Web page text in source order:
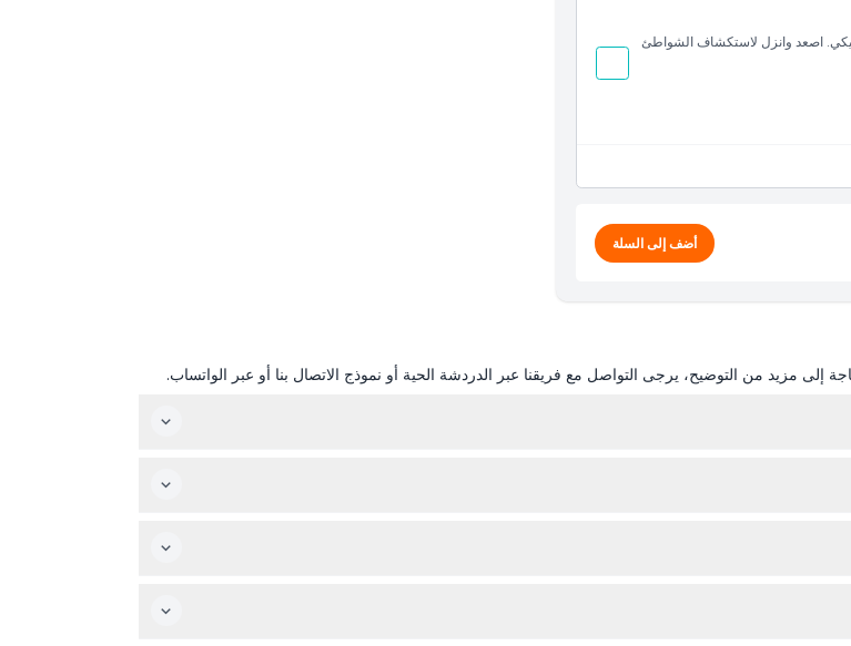
اصعد وانزل لاستكشاف الشواطئ
أضف إلى السلة
مزيد من التوضيح، يرجى التواصل مع فريقنا عبر الدردشة الحية أو نموذج الاتصال بنا أو عبر الواتساب.